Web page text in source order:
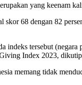
yang keenam
skor 68 dengan 82
indeks tersebut
Index 2023,
memang tidak